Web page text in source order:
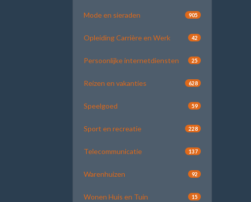
Mode en sieraden 905
Opleiding Carrière en Werk 42
Persoonlijke internetdiensten 25
Reizen en vakanties 628
Speelgoed 59
Sport en recreatie 228
Telecommunicatie 137
Warenhuizen 92
Wonen Huis en Tuin 15